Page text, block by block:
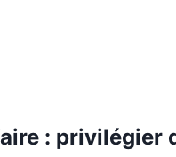
: privilégier